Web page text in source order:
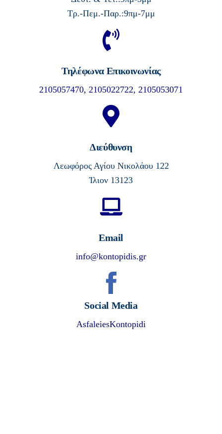
Τρ.-Πεμ.-Παρ.:9πμ-7μμ
Τηλέφωνα Επικοινωνίας
2105057470, 2105022722, 2105053071
Διεύθυνση
Λεωφόρος Αγίου Νικολάου 122
Ίλιον 13123
Email
info@kontopidis.gr
Social Media
AsfaleiesKontopidi